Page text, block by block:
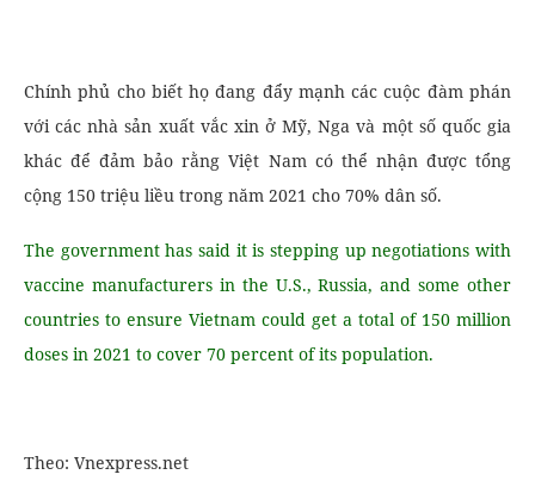
Chính phủ cho biết họ đang đẩy mạnh các cuộc đàm phán
với các nhà sản xuất vắc xin ở Mỹ, Nga và một số quốc gia
khác để đảm bảo rằng Việt Nam có thể nhận được tổng
cộng 150 triệu liều trong năm 2021 cho 70% dân số.
The government has said it is stepping up negotiations with
vaccine manufacturers in the U.S., Russia, and some other
countries to ensure Vietnam could get a total of 150 million
doses in 2021 to cover 70 percent of its population.
Theo: Vnexpress.net